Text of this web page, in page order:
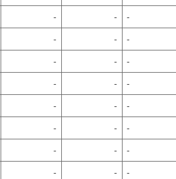
- - -
- - -
- - -
- - -
- - -
- - -
- - -
- - -